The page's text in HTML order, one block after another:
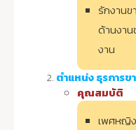
รักงานข
ด้านงาน
งาน
ตำแหน่ง ธุรการข
คุณสมบัติ
เพศหญิ